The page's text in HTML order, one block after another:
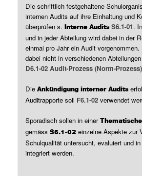
Die schriftlich festgehaltene
internen Audits auf ihre Einhaltung und
überprüfen s.
Interne Audits S6.1-01.
und in jeder Abteilung wird dabei in der
einmal pro Jahr ein Audit
dabei nicht in verschiedenen
D6.1-02 Audit-Prozess (Norm-Prozess)
Die Ankündigung interner Audits
Auditrapporte soll F6.1-02verwendet
Sporadisch sollen in einer
gemäss S6.1-02einzelne Aspekte zur
Schulqualität untersucht, evaluiert und
integriert werden.